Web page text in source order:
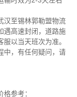
汉至锡林郭勒盟物流
遇高速封闭，道路施
以当天班次为准。
中，有任何疑问，请
参考：